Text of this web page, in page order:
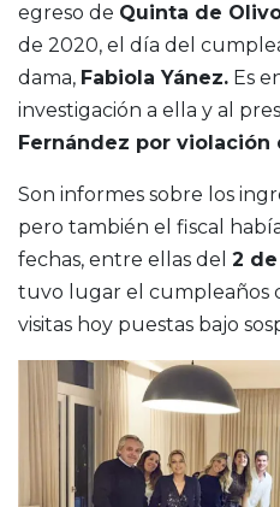
egreso de Quinta de
de 2020, el día del
dama, Fabiola Yánez. Es
investigación a ella y al
Fernández por violación
Son informes sobre los
pero también el fiscal
fechas, entre ellas del 2
tuvo lugar el cumpleaños
visitas hoy puestas bajo